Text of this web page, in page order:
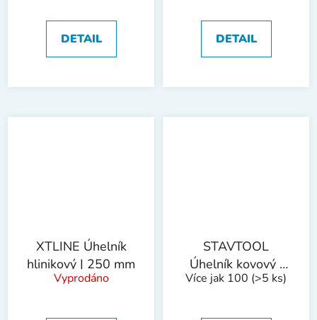
DETAIL DETAIL
XTLINE Úhelník
hlinikový | 250 mm
Vyprodáno
STAVTOOL
Úhelník kovový |
350 mm
Více jak 100 (>5 ks)